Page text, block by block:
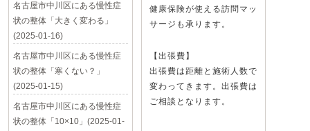
健康保険が使える訪問マッ
サージも承ります。
【出張費】
出張費は距離と施術人数で
変わってきます。出張費は
ご相談となります。
名古屋市中川区にある慢性症
状の整体「大きく変わる」
(2025-01-16)
名古屋市中川区にある慢性症
状の整体「寒くない？」
(2025-01-15)
名古屋市中川区にある慢性症
状の整体「10×10」(2025-01-